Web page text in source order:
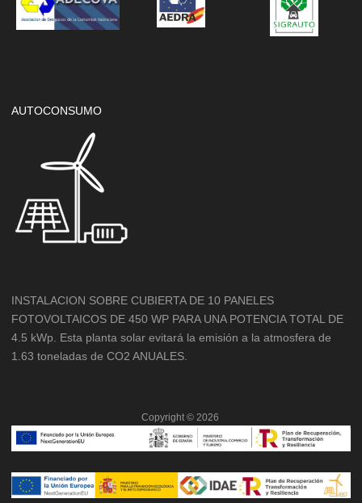
AUTOCONSUMO
INSTALACION SOBRE CUBIERTA DE 10 PANELES
FOTOVOLTAICOS DE 450 WP PARA UNA POTENCIA TOTAL DE
4.5 kWp. Esta planta solar evitará la emisión a la atmosfera de
1.63 toneladas de CO2 ANUALES.
Copyright © 2026